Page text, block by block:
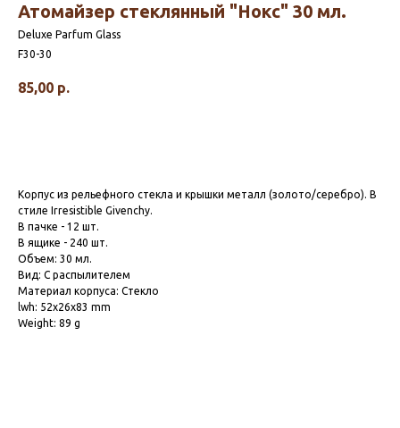
Атомайзер стеклянный "Нокс" 30 мл.
Deluxe Parfum Glass
F30-30
85,00 р.
Корпус из рельефного стекла и крышки металл (золото/серебро). В
стиле Irresistible Givenchy.
В пачке - 12 шт.
В ящике - 240 шт.
Объем: 30 мл.
Вид: С распылителем
Материал корпуса: Стекло
lwh: 52x26x83 mm
Weight: 89 g